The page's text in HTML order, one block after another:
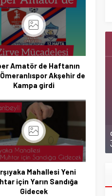
Amatör de Haftanın
Ömeranlıspor Akşehir de
Kampa girdi
Mahallesi Yeni
için Yarın Sandığa
Gidecek